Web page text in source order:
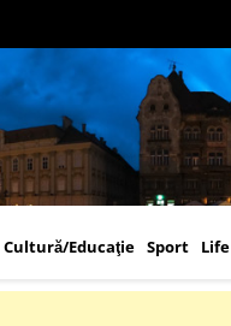
Cultură/Educaţie Sport Life